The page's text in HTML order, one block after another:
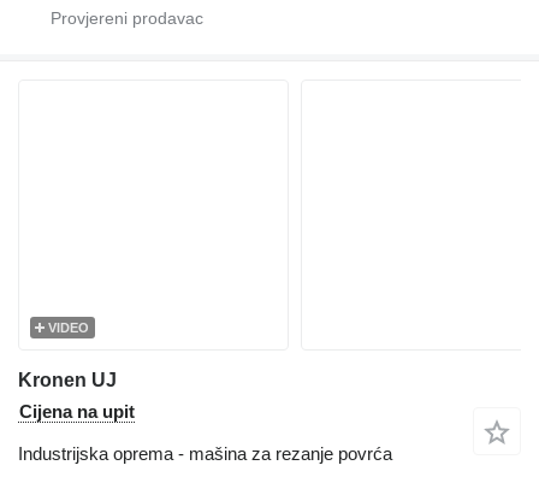
VIDEO
Kronen UJ
Cijena na upit
Industrijska oprema - mašina za rezanje povrća